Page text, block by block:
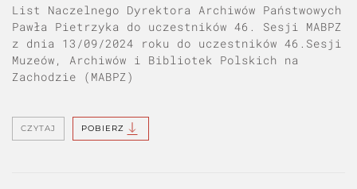
List Naczelnego Dyrektora Archiwów Państwowych
Pawła Pietrzyka do uczestników 46. Sesji MABPZ
z dnia 13/09/2024 roku do uczestników 46.Sesji
Muzeów, Archiwów i Bibliotek Polskich na
Zachodzie (MABPZ)
CZYTAJ POBIERZ